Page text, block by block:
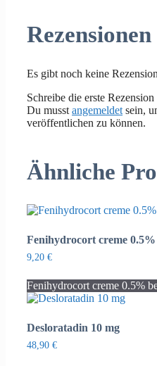
Rezensionen
Es gibt noch keine
Schreibe die erste
Du musst angemeldet sein,
veröffentlichen zu können.
Ähnliche
Fenihydrocort creme 0.5%
9,20 €
Fenihydrocort creme 0.5%
Desloratadin 10 mg
48,90 €